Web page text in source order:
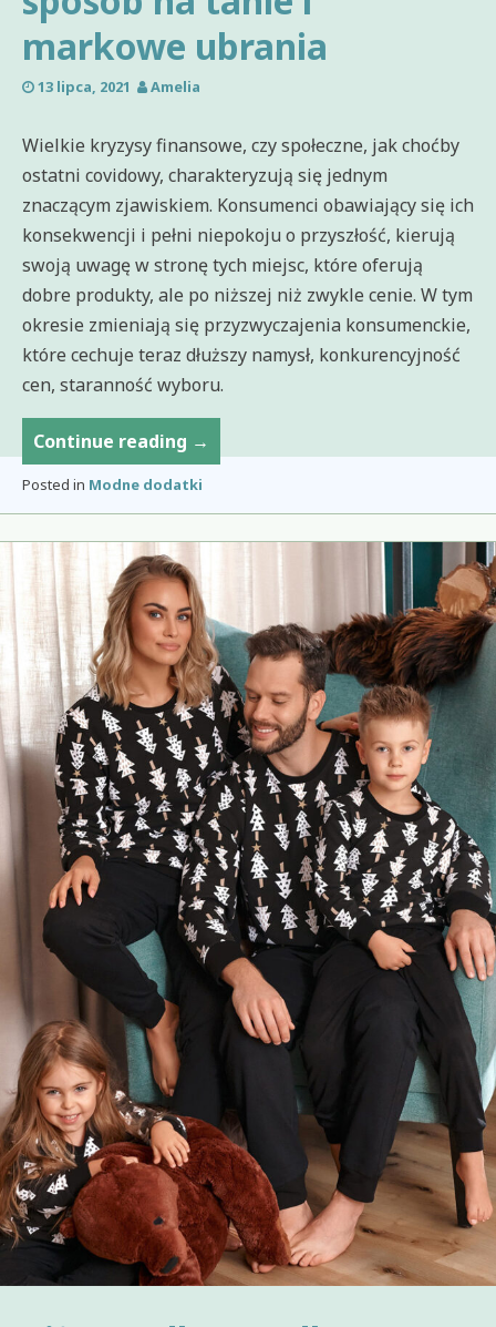
markowe ubrania
13 lipca, 2021 Amelia
Wielkie kryzysy finansowe, czy społeczne, jak choćby
ostatni covidowy, charakteryzują się jednym
znaczącym zjawiskiem. Konsumenci obawiający się ich
konsekwencji i pełni niepokoju o przyszłość, kierują
swoją uwagę w stronę tych miejsc, które oferują
dobre produkty, ale po niższej niż zwykle cenie. W tym
okresie zmieniają się przyzwyczajenia konsumenckie,
które cechuje teraz dłuższy namysł, konkurencyjność
cen, staranność wyboru.
Continue reading Dyskont
odzieżowy
i
markowe
ubrania
→
Posted in Modne dodatki